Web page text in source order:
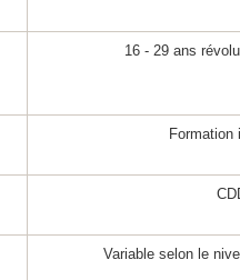
16 - 29 ans
Formation
Variable selon le